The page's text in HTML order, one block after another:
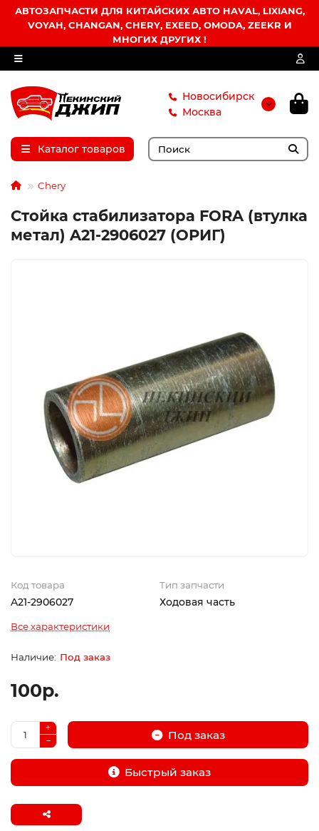
АВТОЗАПЧАСТИ ДЛЯ КИТАЙСКИХ АВТО HAVAL, LIXIANG,
VOYAH, CHANGAN, CHERY, EXEED, OMODA, ZEEKR И
МНОГИХ ДРУГИХ !
Новосибирск
Москва
Каталог товаров
Chery
Стойка стабилизатора FORA (втулка
метал) A21-2906027 (ОРИГ)
Код товара
A21-2906027
Тип запчасти
Ходовая часть
Все характеристики
Под заказ
100р.
Под заказ
Быстрый заказ